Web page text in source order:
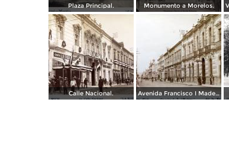
Plaza Principal. Monumento a Morelos.
Calle Nacional. Avenida Francisco I Madero.